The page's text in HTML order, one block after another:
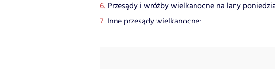
Przesądy i wróżby wielkanocne na lany
Inne przesądy wielkanocne: